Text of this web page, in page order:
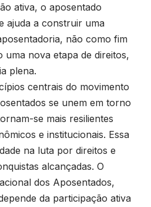
ativa, o aposentado
ajuda a construir uma
não como fim
uma nova etapa de direitos,
plena.
centrais do movimento
se unem em torno
se mais resilientes
e institucionais. Essa
na luta por direitos e
alcançadas. O
dos Aposentados,
da participação ativa